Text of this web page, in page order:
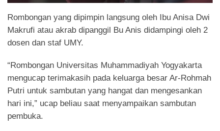
Rombongan yang dipimpin langsung oleh Ibu Anisa Dwi
Makrufi atau akrab dipanggil Bu Anis didampingi oleh 2
dosen dan staf UMY.
“Rombongan Universitas Muhammadiyah Yogyakarta
mengucap terimakasih pada keluarga besar Ar-Rohmah
Putri untuk sambutan yang hangat dan mengesankan
hari ini,” ucap beliau saat menyampaikan sambutan
pembuka.